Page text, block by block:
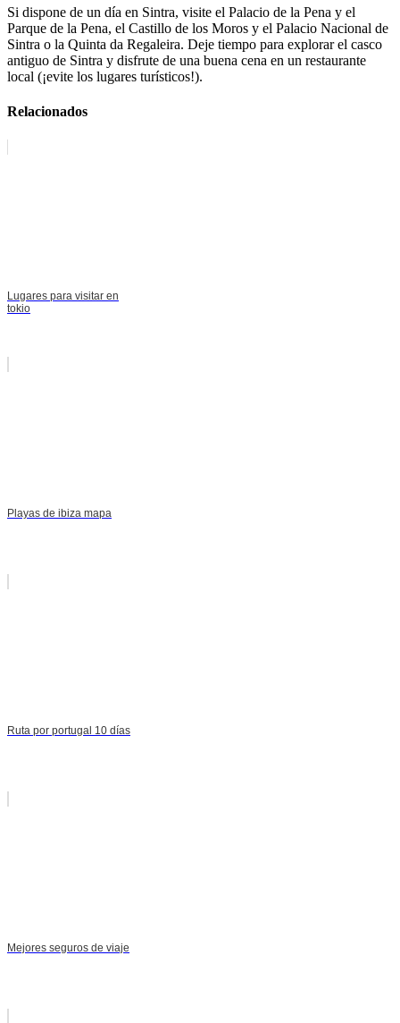
Si dispone de un día en Sintra, visite el Palacio de la Pena y el
Parque de la Pena, el Castillo de los Moros y el Palacio Nacional de
Sintra o la Quinta da Regaleira. Deje tiempo para explorar el casco
antiguo de Sintra y disfrute de una buena cena en un restaurante
local (¡evite los lugares turísticos!).
Relacionados
Lugares para visitar en
tokio
Playas de ibiza mapa
Ruta por portugal 10 días
Mejores seguros de viaje